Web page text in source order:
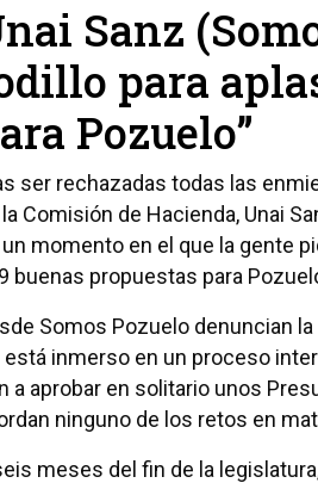
Sanz
para
Pozuelo”
ser rechazadas todas las
Comisión de Hacienda, Unai
un momento en el que la gente
buenas propuestas para
Somos Pozuelo denuncian
está inmerso en un proceso
a aprobar en solitario unos
ninguno de los retos en
meses del fin de la